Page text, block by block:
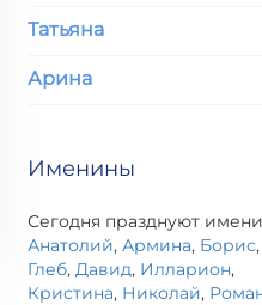
Татьяна
Арина
Именины
Сегодня празднуют
Анатолий, Армина, Борис,
Глеб, Давид, Илларион,
Кристина, Николай,